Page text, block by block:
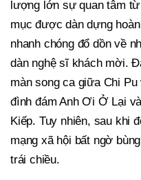
lượng lớn sự quan tâm
mục được dàn dựng
nhanh chóng đổ dồn về
dàn nghệ sĩ khách mời.
màn song ca giữa Chi
đình đám Anh Ơi Ở Lại
Kiếp. Tuy nhiên, sau khi
mạng xã hội bất ngờ
trái chiều.